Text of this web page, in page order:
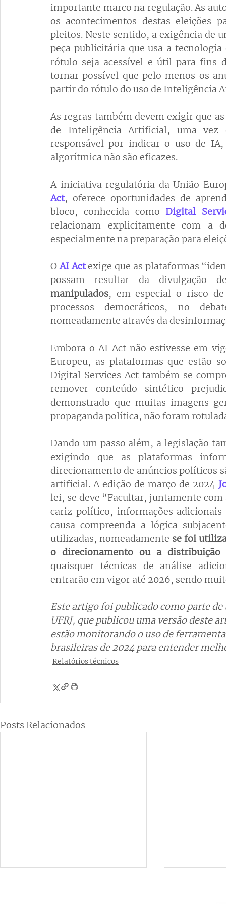
importante marco na regulação. As
os acontecimentos destas eleições
pleitos. Neste sentido, a exigência de
peça publicitária que usa a
rótulo seja acessível e útil para fins
tornar possível que pelo menos os
partir do rótulo do uso de Inteligência
As regras também devem exigir que
de Inteligência Artificial, uma vez
responsável por indicar o uso de
algorítmica não são eficazes.
A iniciativa regulatória da União
Act, oferece oportunidades de
bloco, conhecida como Digital
relacionam explicitamente com a
especialmente na preparação para
O AI Act exige que as plataformas
possam resultar da divulgação
manipulados, em especial o risco
processos democráticos, no
nomeadamente através da
Embora o AI Act não estivesse em
Europeu, as plataformas que estão
Digital Services Act também se
remover conteúdo sintético
demonstrado que muitas imagens
propaganda política, não foram
Dando um passo além, a legislação
exigindo que as plataformas
direcionamento de anúncios políticos
artificial. A edição de março de 2024
lei, se deve “Facultar, juntamente
cariz político, informações
causa compreenda a lógica
utilizadas, nomeadamente se foi
o direcionamento ou a
quaisquer técnicas de análise
entrarão em vigor até 2026, sendo
Este artigo foi publicado como parte
UFRJ, que publicou uma versão deste
estão monitorando o uso de
brasileiras de 2024 para entender
Relatórios técnicos
Posts Relacionados